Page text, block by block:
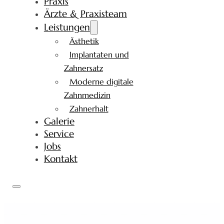
Ärzte & Praxisteam
Leistungen
Ästhetik
Implantaten und
Zahnersatz
Moderne digitale
Zahnmedizin
Zahnerhalt
Galerie
Service
Jobs
Kontakt